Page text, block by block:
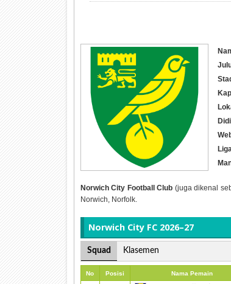
Liga
Norwich City Football Club (juga dikenal
Norwich, Norfolk.
Norwich City FC 2026–27
Squad Klasemen
No Posisi Nama Pemain